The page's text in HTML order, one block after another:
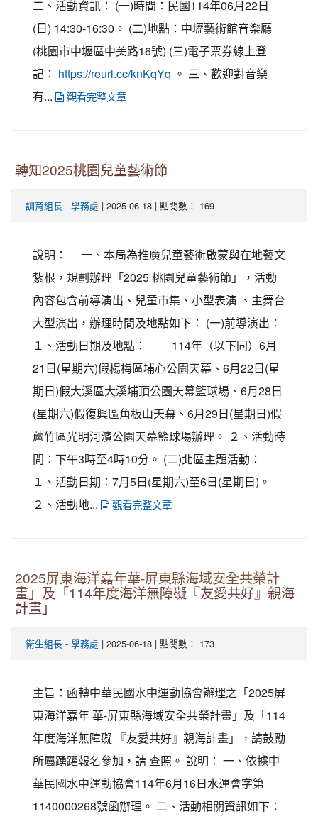
二、活動資訊： (一)時間：民國114年06月22日
(日) 14:30-16:30。 (二)地點：中壢藝術館音樂廳
(桃園市中壢區中美路16號) (三)電子票券線上登
記：
https://reurl.cc/knKqYq
。 三、歡迎對音樂
有...
觀看完整文章
轉知2025桃園兒童藝術節
訓育組長 - 學務處 | 2025-06-18 | 點閱數： 169
說明： 一、本局為推廣兒童藝術啟蒙與在地藝文
紮根，規劃辦理「2025 桃園兒童藝術節」，活動
內容包含前導演出、兒童市集、小型表演 、主舞台
大型演出，辦理時間及地點如下： (一)前導演出：
１、活動日期及地點： 114年（以下同）6月
21日(星期六)假楊梅區埔心公園天幕、6月22日(星
期日)假大溪區大溪埔頂公園天幕籃球場、6月28日
(星期六)假復興區角板山天幕、6月29日(星期日)假
蘆竹區光明河濱公園天幕籃球場辦理。 ２、活動時
間：下午3時至4時10分。 (二)北區主題活動：
１、活動日期：7月5日(星期六)至6日(星期日)。
２、活動地...
觀看完整文章
2025屏東海洋嘉年華-屏東縣海域安全共榮計
畫」及「114年度海洋無障礙『友愛共好』親海
計畫」
衛生組長 - 學務處 | 2025-06-18 | 點閱數： 173
主旨：函轉中華民國水中運動協會辦理之「2025屏
東海洋嘉年 華-屏東縣海域安全共榮計畫」及「114
年度海洋無障礙 『友愛共好』親海計畫」，請鼓勵
所屬踴躍報名參加，請 查照。 說明： 一、依據中
華民國水中運動協會114年6月16日水運會字第
1140000268號函辦理。 二、活動相關資訊如下：